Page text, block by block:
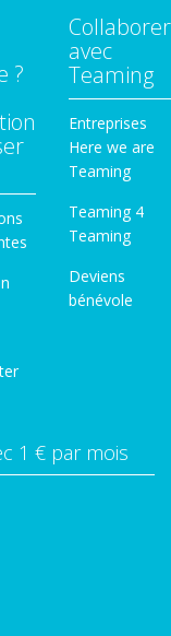
?
Collaborer
avec
Teaming
Entreprises
Here we are
Teaming
Teaming 4
Teaming
Deviens
bénévole
1 € par mois